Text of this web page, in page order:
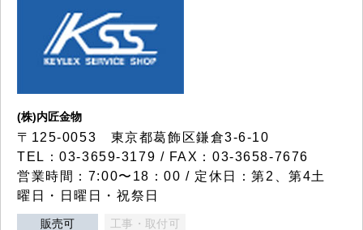
(株)内匠金物
〒125-0053 東京都葛飾区鎌倉3-6-10
TEL：03-3659-3179 / FAX：03-3658-7676
営業時間：7:00〜18：00 / 定休日：第2、第4土
曜日・日曜日・祝祭日
販売可 工事・取付可